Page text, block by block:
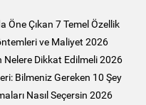
Çıkan 7 Temel Özellik
ve Maliyet 2026
Nelere Dikkat Edilmeli 2026
Bilmeniz Gereken 10 Şey
Nasıl Seçersin 2026